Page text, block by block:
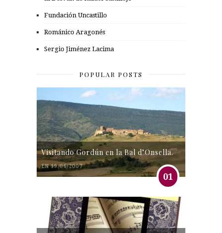
Fundación Uncastillo
Románico Aragonés
Sergio Jiménez Lacima
POPULAR POSTS
Visitando Gordún en la Bal d’Onsella.
EN 19/06/2007
01